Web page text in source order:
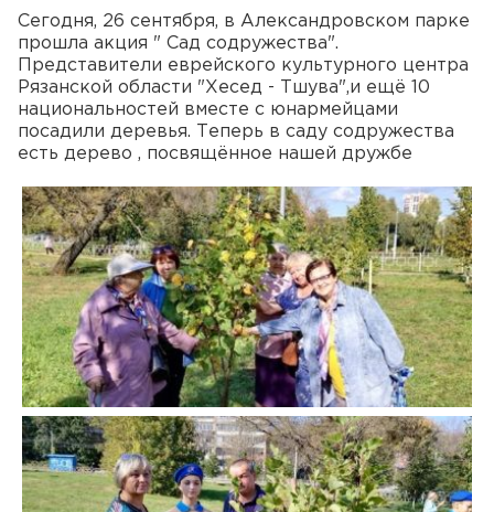
Сегодня, 26 сентября, в Александровском парке
прошла акция " Сад содружества".
Представители еврейского культурного центра
Рязанской области "Хесед - Тшува",и ещё 10
национальностей вместе с юнармейцами
посадили деревья. Теперь в саду содружества
есть дерево , посвящённое нашей дружбе